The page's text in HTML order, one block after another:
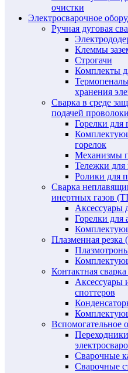
очистки
Электросварочное
Ручная дуговая
Клеммы
Строгачи
Комплекты
хранения
Сварка в среде
подачей
Горелки для
горелок
Механизмы
Тележки для
Ролики для
Сварка
инертных газов
Аксессуары
Горелки для
Плазменная резка
Контактная
Аксессуары
споттеров
Вспомогательное
Сварочные
Сварочные